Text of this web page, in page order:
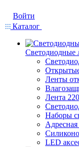
Войти
Каталог
Светодиодные
Ленты
Лента
Наборы
Адресная
LED